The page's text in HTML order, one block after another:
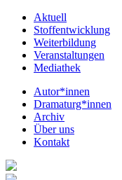
Aktuell
Stoffentwicklung
Weiterbildung
Veranstaltungen
Mediathek
Autor*innen
Dramaturg*innen
Archiv
Über uns
Kontakt